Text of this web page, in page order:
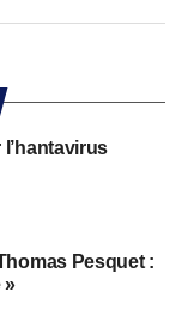
Pesquet :
»